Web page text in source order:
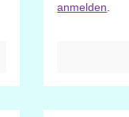
anmelden